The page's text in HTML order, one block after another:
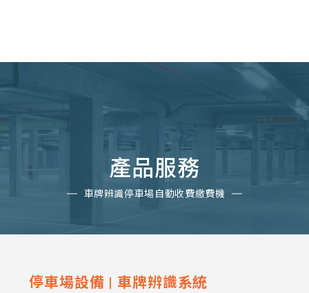
產品服務
車牌辨識停車場自動收費繳費機
停車場設備 |車牌辨識系統